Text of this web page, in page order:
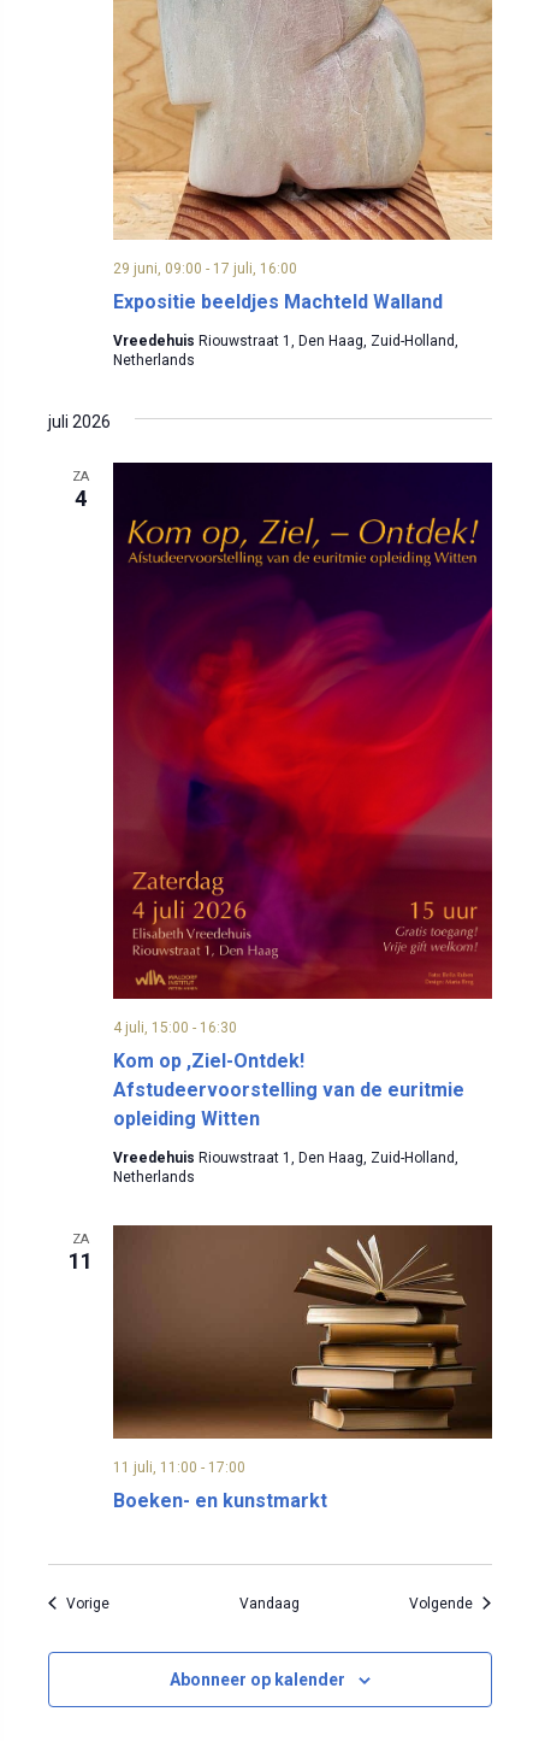
Expositie beeldjes Machteld Walland
29 juni, 09:00 - 17 juli, 16:00
Vreedehuis Riouwstraat 1, Den Haag, Zuid-Holland,
Netherlands
juli 2026
ZA
4
Kom op ,Ziel-Ontdek!
Afstudeervoorstelling van de euritmie
opleiding Witten
4 juli, 15:00 - 16:30
Vreedehuis Riouwstraat 1, Den Haag, Zuid-Holland,
Netherlands
ZA
11
Boeken- en kunstmarkt
11 juli, 11:00 - 17:00
VorigeEvenementen Vandaag Volgende
Abonneer op kalender